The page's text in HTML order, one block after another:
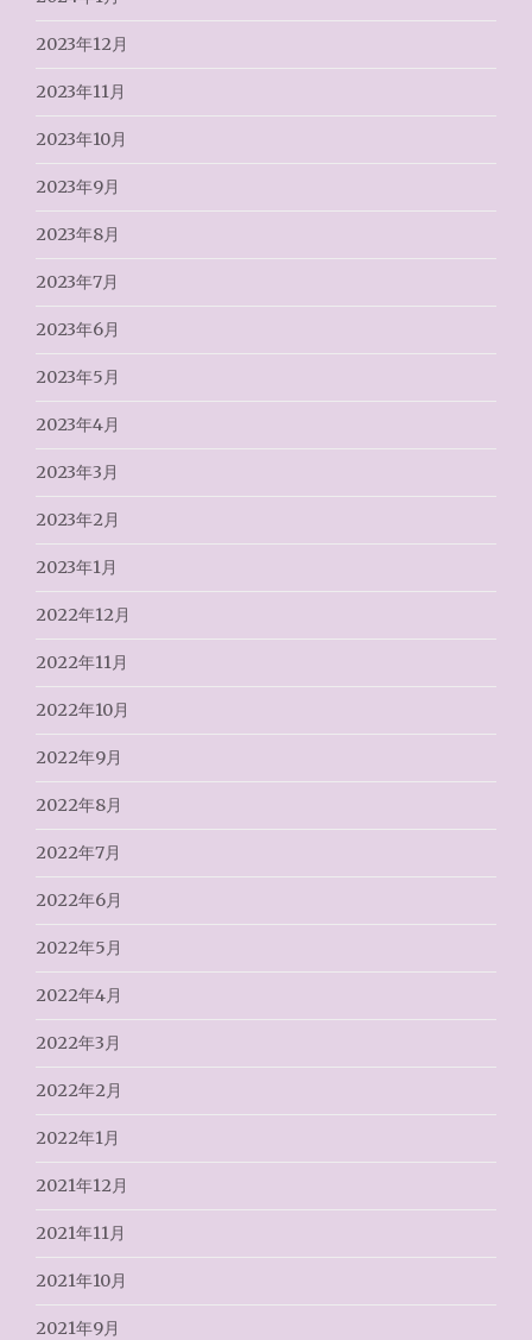
2023年12月
2023年11月
2023年10月
2023年9月
2023年8月
2023年7月
2023年6月
2023年5月
2023年4月
2023年3月
2023年2月
2023年1月
2022年12月
2022年11月
2022年10月
2022年9月
2022年8月
2022年7月
2022年6月
2022年5月
2022年4月
2022年3月
2022年2月
2022年1月
2021年12月
2021年11月
2021年10月
2021年9月